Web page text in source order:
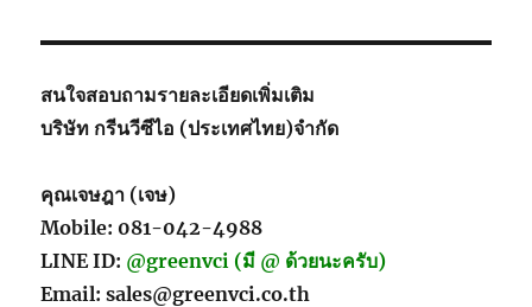
สนใจสอบถามรายละเอียดเพิ่มเติม
บริษัท กรีนวีซีไอ (ประเทศไทย)จำกัด
คุณเจษฎา (เจษ)
Mobile: 081-042-4988
LINE ID: @greenvci (มี @ ด้วยนะครับ)
Email: sales@greenvci.co.th